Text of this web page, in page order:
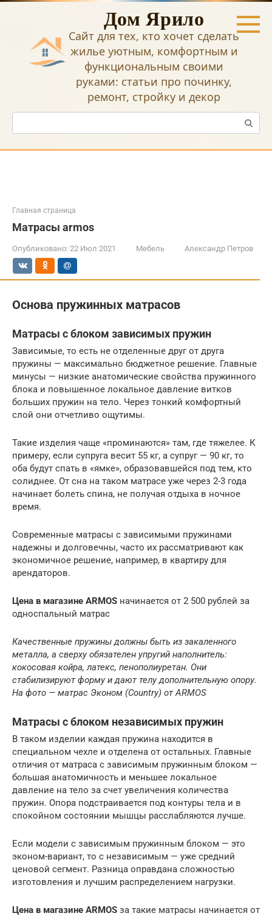
Перейти
Дом Ярило
Сайт для тех, кто хочет сделать
жилье уютным, комфортным и
функциональным своими
руками: статьи про починку,
ремонт, стройку и декор
Поиск:
Главная страница
Матрасы armos
Опубликовано: 22 Июл 2021 Мебель Александр Петров
Основа пружинных матрасов
Матрасы с блоком зависимых пружин
Зависимые, то есть не отделенные друг от друга
пружины — максимально бюджетное решение. Главные
минусы — низкие анатомические свойства пружинного
блока и повышенное локальное давление витков
больших пружин на тело. Через тонкий комфортный
слой они отчетливо ощутимы.
Такие изделия чаще «проминаются» там, где тяжелее. К
примеру, если супруга весит 55 кг, а супруг — 90 кг, то
оба будут спать в «ямке», образовавшейся под тем, кто
солиднее. От сна на таком матрасе уже через 2-3 года
начинает болеть спина, не получая отдыха в ночное
время.
Современные матрасы с зависимыми пружинами
надежны и долговечны, часто их рассматривают как
экономичное решение, например, в квартиру для
арендаторов.
Цена в магазине ARMOS начинается от 2 500 рублей за
односпальный матрас
Качественные пружины должны быть из закаленного
металла, а сверху обязателен упругий наполнитель:
кокосовая койра, латекс, пенополиуретан. Они
стабилизируют форму и дают телу дополнительную опору.
На фото — матрас Эконом (Country) от ARMOS
Матрасы с блоком независимых пружин
В таком изделии каждая пружина находится в
специальном чехле и отделена от остальных. Главные
отличия от матраса с зависимым пружинным блоком —
большая анатомичность и меньшее локальное
давление на тело за счет увеличения количества
пружин. Опора подстраивается под контуры тела и в
спокойном состоянии мышцы расслабляются лучше.
Если модели с зависимым пружинным блоком — это
эконом-вариант, то с независимым — уже средний
ценовой сегмент. Разница оправдана сложностью
изготовления и лучшим распределением нагрузки.
Цена в магазине ARMOS за такие матрасы начинается от